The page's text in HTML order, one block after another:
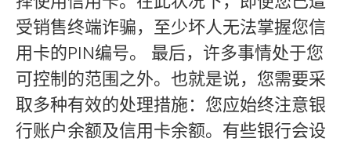
受销售终端诈骗，至少坏人无法掌握您信
用卡的PIN编号。 最后，许多事情处于您
可控制的范围之外。也就是说，您需要采
取多种有效的处理措施：您应始终注意银
行账户余额及信用卡余额。有些银行会设